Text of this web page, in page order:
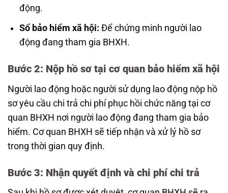
động.
Sổ bảo hiểm xã hội: Để chứng minh người lao
động đang tham gia BHXH.
Bước 2: Nộp hồ sơ tại cơ quan bảo hiểm xã hội
Người lao động hoặc người sử dụng lao động nộp hồ
sơ yêu cầu chi trả chi phí phục hồi chức năng tại cơ
quan BHXH nơi người lao động đang tham gia bảo
hiểm. Cơ quan BHXH sẽ tiếp nhận và xử lý hồ sơ
trong thời gian quy định.
Bước 3: Nhận quyết định và chi phí chi trả